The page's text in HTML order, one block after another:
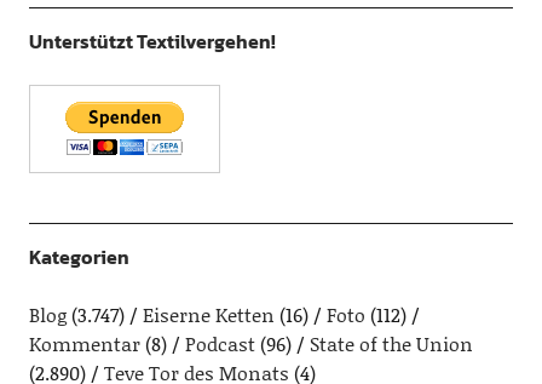
Unterstützt Textilvergehen!
Kategorien
Blog(3.747) Eiserne Ketten (16) Foto (112)
Kommentar(8) Podcast(96)
State of the Union
(2.890)
Teve Tor des Monats (4)